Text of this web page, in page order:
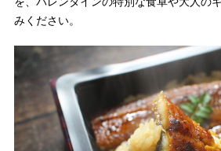
みください。